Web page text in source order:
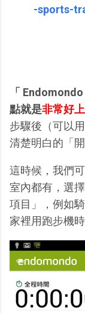
-sports-
「
點就是非常好
步驟後（可以
清楚明白的「
這時候，我們
室內都有，選
項目」，例如
家裡用跑步機